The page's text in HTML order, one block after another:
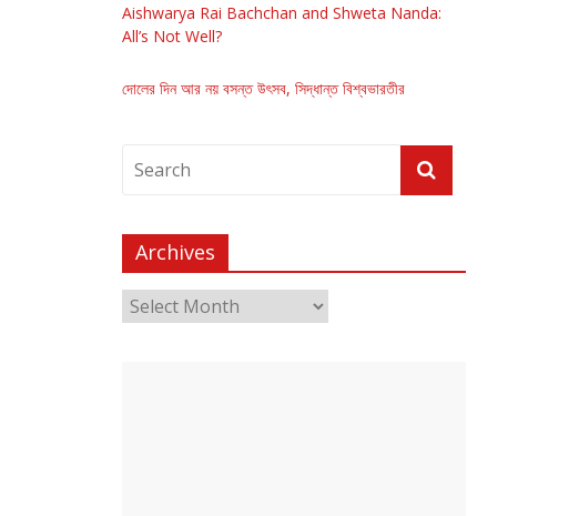
Aishwarya Rai Bachchan and Shweta Nanda:
All’s Not Well?
দোলের দিন আর নয় বসন্ত উৎসব, সিদ্ধান্ত বিশ্বভারতীর
Archives